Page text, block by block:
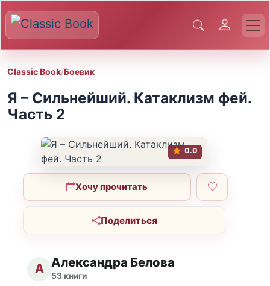
Classic Book/Боевик
Я – Сильнейший. Катаклизм фей.
Часть 2
0.0
Хочу прочитать
Поделиться
А Александра Белова
53 книги